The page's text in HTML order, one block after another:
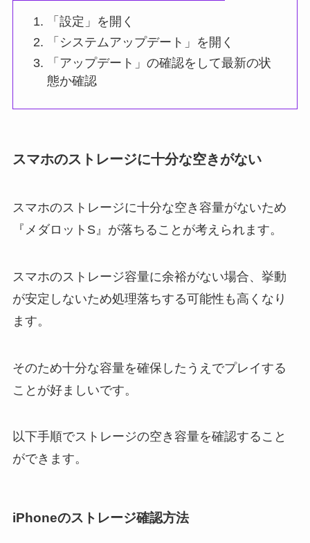
「設定」を開く
「システムアップデート」を開く
「アップデート」の確認をして最新の状
態か確認
スマホのストレージに十分な空きがない
スマホのストレージに十分な空き容量がないため
『メダロットS』が落ちることが考えられます。
スマホのストレージ容量に余裕がない場合、挙動
が安定しないため処理落ちする可能性も高くなり
ます。
そのため十分な容量を確保したうえでプレイする
ことが好ましいです。
以下手順でストレージの空き容量を確認すること
ができます。
iPhoneのストレージ確認方法